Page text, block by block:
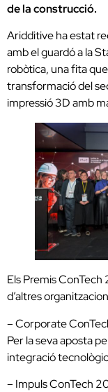
de la construcció.
Aridditive ha estat
amb el guardó a la
robòtica, una fita
transformació del
impressió 3D amb
Els Premis
d’altres
– Corporate
Per la seva aposta
integració
– Impuls ConTech